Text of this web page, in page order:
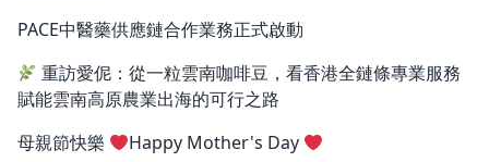
PACE中醫藥供應鏈合作業務正式啟動
重訪愛伲：從一粒雲南咖啡豆，看香港全鏈條專業服務
賦能雲南高原農業出海的可行之路
母親節快樂
Happy Mother's Day